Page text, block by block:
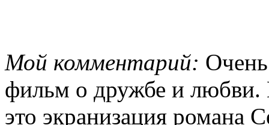
Мой комментарий:
фильм о дружбе и
это экранизация романа